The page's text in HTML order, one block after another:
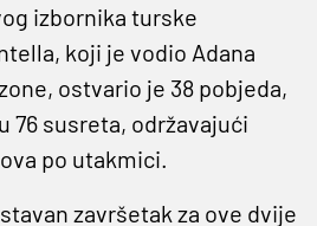
izbornika turske
koji je vodio Adana
ostvario je 38 pobjeda,
76 susreta, održavajući
po utakmici.
završetak za ove dvije